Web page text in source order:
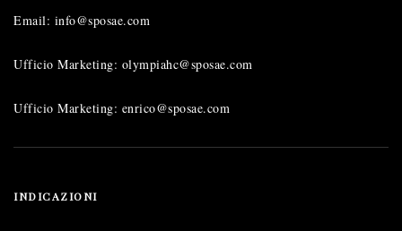
Email: info@sposae.com
Ufficio Marketing: olympiahc@sposae.com
Ufficio Marketing: enrico@sposae.com
INDICAZIONI